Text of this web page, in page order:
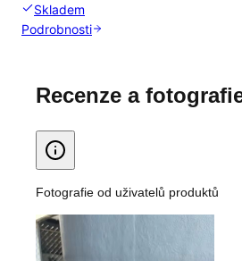
Skladem
Podrobnosti
Recenze a
Fotografie od uživatelů produktů